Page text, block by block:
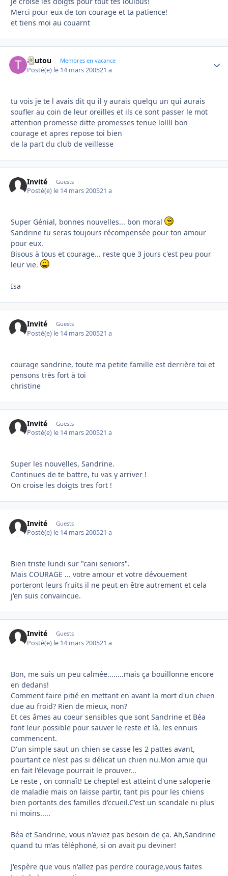
Merci pour eux de ton courage et ta patience!
et tiens moi au couarnt
toutou Membres en vacance
Posté(e) le 14 mars 200521 a
tu vois je te l avais dit qu il y aurais quelqu un qui aurais
soufler au coin de leur oreilles et ils ce sont passer le mot
attention promesse ditte promesses tenue lollll bon
courage et apres repose toi bien
de la part du club de veillesse
Invité Guests
Posté(e) le 14 mars 200521 a
Super Génial, bonnes nouvelles... bon moral
Sandrine tu seras toujours récompensée pour ton amour
pour eux.
Bisous à tous et courage... reste que 3 jours c'est peu pour
leur vie.
Isa
Invité Guests
Posté(e) le 14 mars 200521 a
courage sandrine, toute ma petite famille est derrière toi et
pensons très fort à toi
christine
Invité Guests
Posté(e) le 14 mars 200521 a
Super les nouvelles, Sandrine.
Continues de te battre, tu vas y arriver !
On croise les doigts tres fort !
Invité Guests
Posté(e) le 14 mars 200521 a
Bien triste lundi sur "cani seniors".
Mais COURAGE ... votre amour et votre dévouement
porteront leurs fruits il ne peut en être autrement et cela
j'en suis convaincue.
Invité Guests
Posté(e) le 14 mars 200521 a
Bon, me suis un peu calmée........mais ça bouillonne encore
en dedans!
Comment faire pitié en mettant en avant la mort d'un chien
due au froid? Rien de mieux, non?
Et ces âmes au coeur sensibles que sont Sandrine et Béa
font leur possible pour sauver le reste et là, les ennuis
commencent.
D'un simple saut un chien se casse les 2 pattes avant,
pourtant ce n'est pas si délicat un chien nu.Mon amie qui
en fait l'élevage pourrait le prouver...
Le reste , on connaît! Le cheptel est atteint d'une saloperie
de maladie mais on laisse partir, tant pis pour les chiens
bien portants des familles d'ccueil.C'est un scandale ni plus
ni moins.....
Béa et Sandrine, vous n'aviez pas besoin de ça. Ah,Sandrine
quand tu m'as téléphoné, si on avait pu deviner!
J'espère que vous n'allez pas perdre courage,vous faites